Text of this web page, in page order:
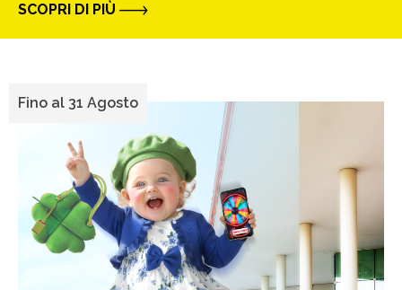
SCOPRI DI PIÙ
Fino al 31 Agosto